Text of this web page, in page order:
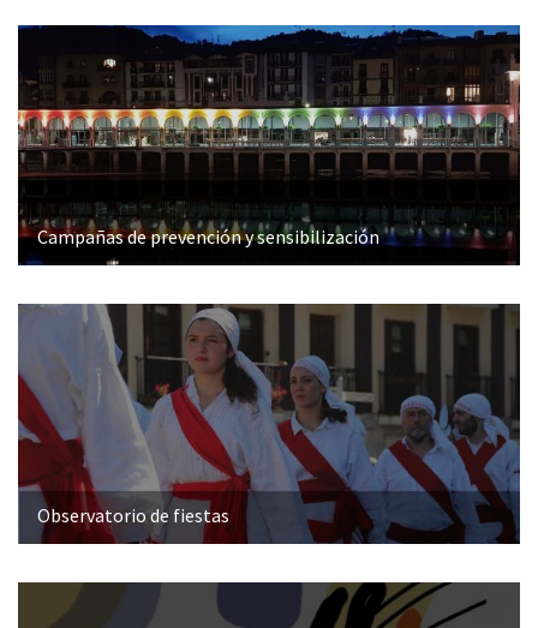
Campañas de prevención y sensibilización
Observatorio de fiestas